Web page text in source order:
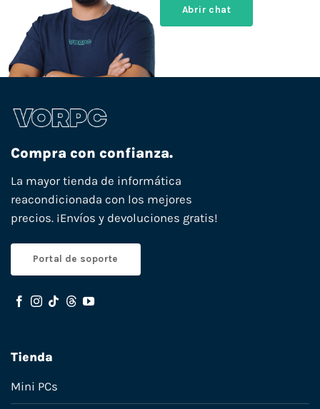
Abrir chat
Compra con confianza.
La mayor tienda de informática
reacondicionada con los mejores
precios. ¡Envíos y devoluciones gratis!
Portal de soporte
Tienda
Mini PCs